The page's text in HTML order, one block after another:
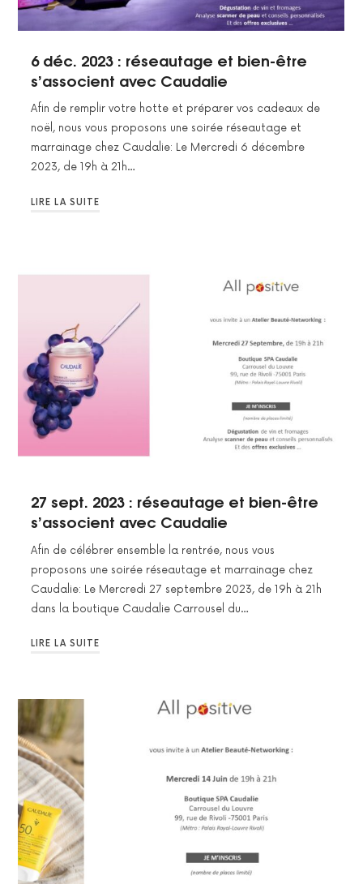
6 déc. 2023 : réseautage et bien-être
s’associent avec Caudalie
Afin de remplir votre hotte et préparer vos cadeaux de
noël, nous vous proposons une soirée réseautage et
marrainage chez Caudalie: Le Mercredi 6 décembre
2023, de 19h à 21h…
LIRE LA SUITE
27 sept. 2023 : réseautage et bien-être
s’associent avec Caudalie
Afin de célébrer ensemble la rentrée, nous vous
proposons une soirée réseautage et marrainage chez
Caudalie: Le Mercredi 27 septembre 2023, de 19h à 21h
dans la boutique Caudalie Carrousel du…
LIRE LA SUITE